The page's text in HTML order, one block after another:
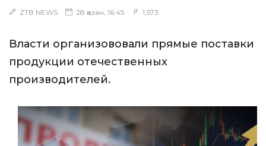
ZTB NEWS 28 қазан, 16:45 1,573
Власти организововали прямые поставки
продукции отечественных
производителей.